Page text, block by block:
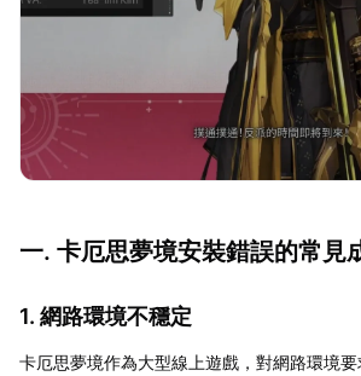
一. 卡厄思夢境安裝錯誤的常見
1. 網路環境不穩定
卡厄思夢境作為大型線上遊戲，對網路環境